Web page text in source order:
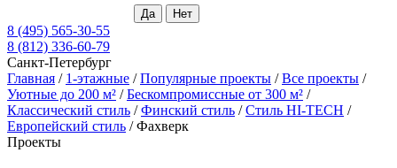
8 (495) 565-30-55
8 (812) 336-60-79
Санкт-Петербург
Главная / 1-этажные /Популярные проекты /Все проекты /
Уютные до 200 м² /Бескомпромиссные от 300 м² /
Классический стиль /Финский стиль /Стиль HI-TECH /
Европейский стиль /Фахверк
Проекты